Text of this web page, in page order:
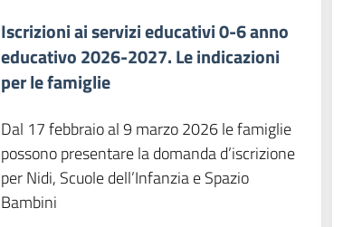
Iscrizioni ai servizi educativi 0-6 anno
educativo 2026-2027. Le indicazioni
per le famiglie
Dal 17 febbraio al 9 marzo 2026 le famiglie
possono presentare la domanda d’iscrizione
per Nidi, Scuole dell’Infanzia e Spazio
Bambini